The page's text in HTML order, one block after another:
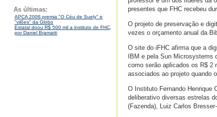
As últimas:
APCA 2006 premia "O Céu de Suely" e
"vilões" da Globo
Estatal doou R$ 500 mil a instituto de FHC,
por Daniel Bramatti
presentes que FHC recebeu
O projeto de preservação e
vezes o orçamento anual da
O site do iFHC afirma que a
IBM e pela Sun
como serão aplicados os R$ 2
associados ao projeto quando
O Instituto Fernando Henrique
deliberativo diversas estrelas
(Fazenda), Luiz Carlos